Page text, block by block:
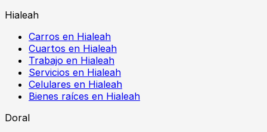
Hialeah
Carros en Hialeah
Cuartos en Hialeah
Trabajo en Hialeah
Servicios en Hialeah
Celulares en Hialeah
Bienes raíces en Hialeah
Doral